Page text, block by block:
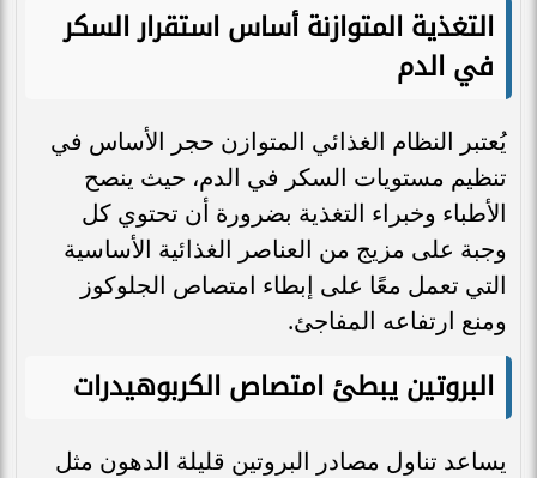
التغذية المتوازنة أساس استقرار السكر
في الدم
يُعتبر النظام الغذائي المتوازن حجر الأساس في
تنظيم مستويات السكر في الدم، حيث ينصح
الأطباء وخبراء التغذية بضرورة أن تحتوي كل
وجبة على مزيج من العناصر الغذائية الأساسية
التي تعمل معًا على إبطاء امتصاص الجلوكوز
ومنع ارتفاعه المفاجئ.
البروتين يبطئ امتصاص الكربوهيدرات
يساعد تناول مصادر البروتين قليلة الدهون مثل